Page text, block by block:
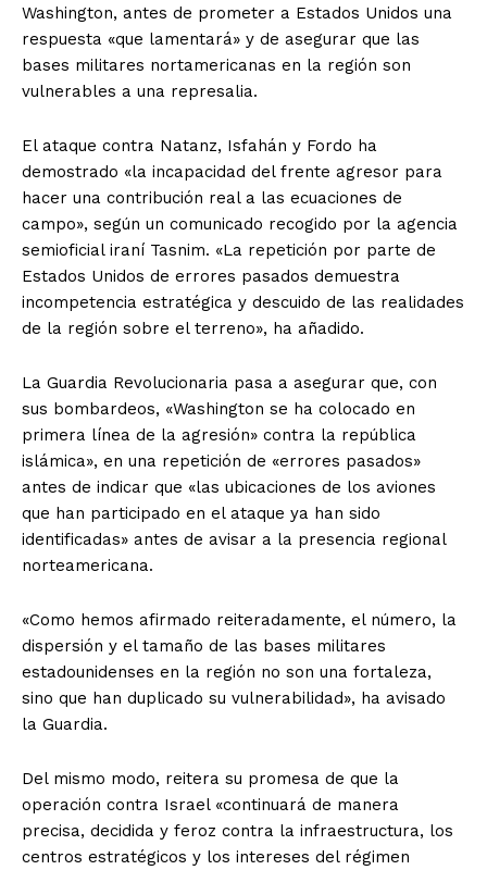
Washington, antes de prometer a Estados Unidos una
respuesta «que lamentará» y de asegurar que las
bases militares nortamericanas en la región son
vulnerables a una represalia.
El ataque contra Natanz, Isfahán y Fordo ha
demostrado «la incapacidad del frente agresor para
hacer una contribución real a las ecuaciones de
campo», según un comunicado recogido por la agencia
semioficial iraní Tasnim. «La repetición por parte de
Estados Unidos de errores pasados demuestra
incompetencia estratégica y descuido de las realidades
de la región sobre el terreno», ha añadido.
La Guardia Revolucionaria pasa a asegurar que, con
sus bombardeos, «Washington se ha colocado en
primera línea de la agresión» contra la república
islámica», en una repetición de «errores pasados»
antes de indicar que «las ubicaciones de los aviones
que han participado en el ataque ya han sido
identificadas» antes de avisar a la presencia regional
norteamericana.
«Como hemos afirmado reiteradamente, el número, la
dispersión y el tamaño de las bases militares
estadounidenses en la región no son una fortaleza,
sino que han duplicado su vulnerabilidad», ha avisado
la Guardia.
Del mismo modo, reitera su promesa de que la
operación contra Israel «continuará de manera
precisa, decidida y feroz contra la infraestructura, los
centros estratégicos y los intereses del régimen